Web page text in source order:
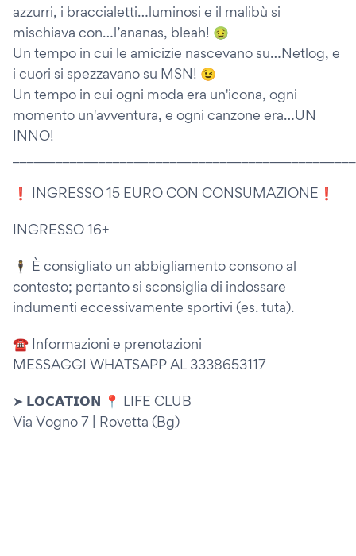
azzurri, i braccialetti…luminosi e il malibù si
mischiava con…l’ananas, bleah! 🤢
Un tempo in cui le amicizie nascevano su…Netlog, e
i cuori si spezzavano su MSN! 😉
Un tempo in cui ogni moda era un'icona, ogni
momento un'avventura, e ogni canzone era…UN
INNO!
❗ INGRESSO 15 EURO CON CONSUMAZIONE❗
INGRESSO 16+
🕴 È consigliato un abbigliamento consono al
contesto; pertanto si sconsiglia di indossare
indumenti eccessivamente sportivi (es. tuta).
☎️ Informazioni e prenotazioni
MESSAGGI WHATSAPP AL 3338653117
➤ 𝗟𝗢𝗖𝗔𝗧𝗜𝗢𝗡 📍 LIFE CLUB
Via Vogno 7 | Rovetta (Bg)